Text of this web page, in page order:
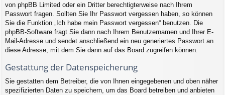
von phpBB Limited oder ein Dritter berechtigterweise nach Ihrem
Passwort fragen. Sollten Sie Ihr Passwort vergessen haben, so können
Sie die Funktion „Ich habe mein Passwort vergessen“ benutzen. Die
phpBB-Software fragt Sie dann nach Ihrem Benutzernamen und Ihrer E-
Mail-Adresse und sendet anschließend ein neu generiertes Passwort an
diese Adresse, mit dem Sie dann auf das Board zugreifen können.
Gestattung der Datenspeicherung
Sie gestatten dem Betreiber, die von Ihnen eingegebenen und oben näher
spezifizierten Daten zu speichern, um das Board betreiben und anbieten